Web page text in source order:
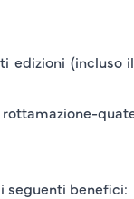
edizioni (incluso
seguenti benefici: